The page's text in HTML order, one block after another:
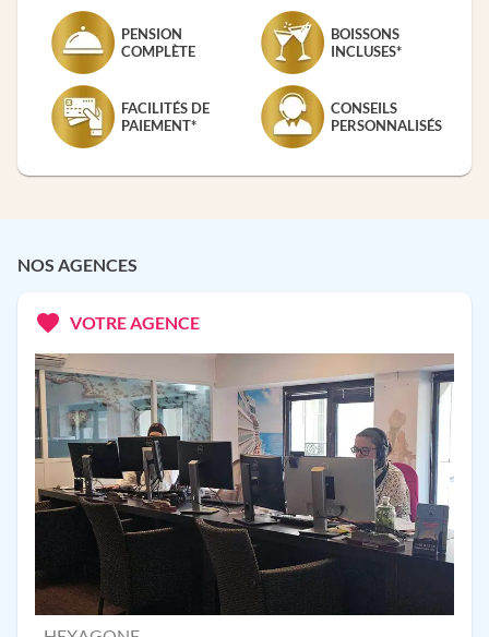
PENSION
COMPLÈTE
BOISSONS
INCLUSES*
FACILITÉS DE
PAIEMENT*
CONSEILS
PERSONNALISÉS
NOS AGENCES
VOTRE AGENCE